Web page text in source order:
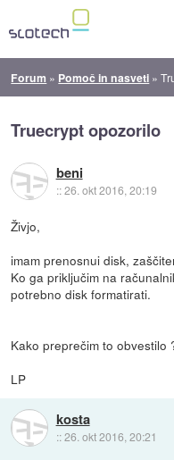
Forum » Pomoč in nasveti »
Truecrypt opozorilo
beni
::26. okt 2016, 20:19
Živjo,
imam prenosnui disk,
Ko ga priključim na
potrebno disk formatirati.
Kako preprečim to obvestilo
LP
kosta
::26. okt 2016, 20:21